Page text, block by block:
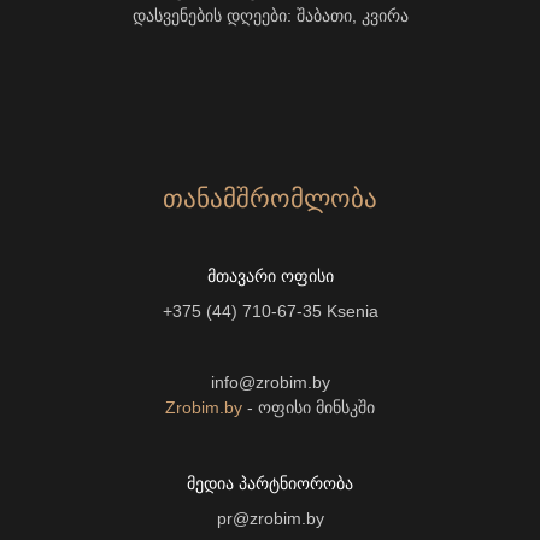
დასვენების დღეები: შაბათი, კვირა
ᲗᲐᲜᲐᲛᲨᲠᲝᲛᲚᲝᲑᲐ
ᲛᲗᲐᲕᲐᲠᲘ ᲝᲤᲘᲡᲘ
+375 (44) 710-67-35 Ksenia
info@zrobim.by
Zrobim.by - ოფისი მინსკში
ᲛᲔᲓᲘᲐ ᲞᲐᲠᲢᲜᲘᲝᲠᲝᲑᲐ
pr@zrobim.by